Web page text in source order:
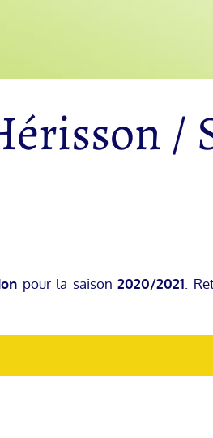
/
pour la saison 2020/2021 .